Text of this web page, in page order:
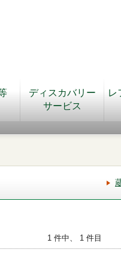
ディスカバリー
サービス
レ
1 件中、 1 件目